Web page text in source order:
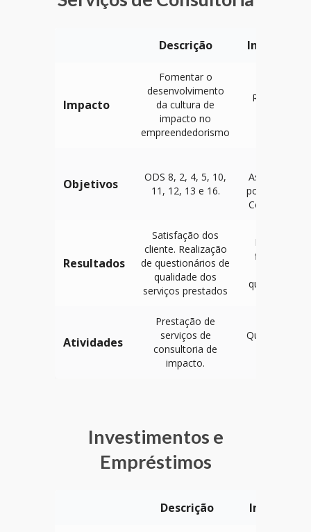
Descrição Indicadores
Impacto
Fomentar o
desenvolvimento
da cultura de
impacto no
empreendedorismo
Relatório de
Objetivos
ODS 8, 2, 4, 5, 10,
11, 12, 13 e 16.
Assessment -
pontuação
Comunidades
Resultados
Satisfação dos
cliente. Realização
de questionários de
qualidade dos
serviços prestados
Pontuação
final média
questionários
Atividades
Prestação de
serviços de
consultoria de
impacto.
Quantidade
Investimentos e
Empréstimos
Descrição